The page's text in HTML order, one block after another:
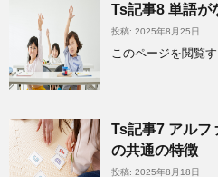
Ts記事8 単語が
投稿: 2025年8月25日
このページを閲覧
Ts記事7 アルフ
の共通の特徴
投稿: 2025年8月18日